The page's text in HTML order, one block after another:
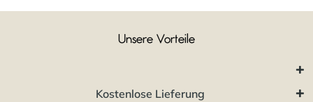
Unsere Vorteile
Kostenlose Lieferung